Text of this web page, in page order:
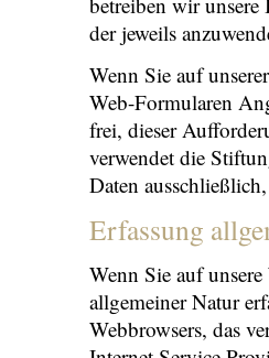
der jeweils
Wenn Sie auf
Web-Formularen
frei, dieser
verwendet die
Daten
Erfassung
Wenn Sie auf
allgemeiner Natur
Webbrowsers, das